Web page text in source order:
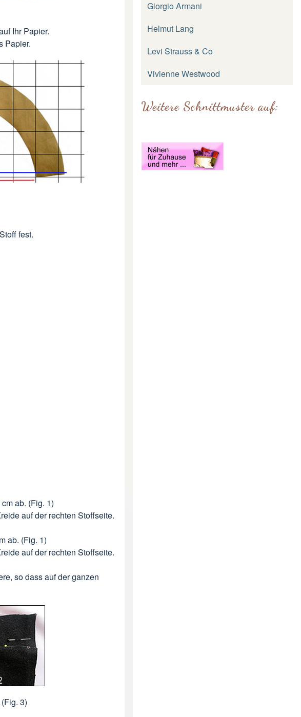
Ihr Papier.
Papier.
fest.
ab. (Fig. 1)
auf der rechten Stoffseite.
ab. (Fig. 1)
auf der rechten Stoffseite.
so dass auf der ganzen
3)
Giorgio Armani
Helmut Lang
Levi Strauss & Co
Vivienne Westwood
Weitere Schnittmuster auf: